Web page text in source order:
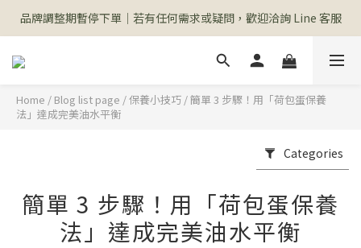
品牌調整期暫停下單｜若有任何需求或疑問，歡迎洽詢 Line 客服
Home / Blog list page /保養小技巧 /簡單 3 步驟！用「荷包蛋保養
法」達成完美油水平衡
Categories
簡單 3 步驟！用「荷包蛋保養
法」達成完美油水平衡